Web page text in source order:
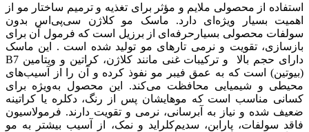
استفاده از محصولی ملایم و مؤثر برای تغذیه و ترمیم ساختار مو از
اهمیت بسیار ویژه‌ای دارد. ماسک مو کلاژن سی‌پی‌اس بدون
سولفات محصولی بسیارحرفه‌ای از برزیل است که فرمول آن برای
بازسازی، تقویت و نرمی تارهای مو تولید شده است .
این ماسک
دارای حجم بالا و ترکیبات غنی مانند کلاژن، کراتین و ویتامین B7
(بیوتین) است که به عمق فیبر مو نفوذ کرده و آن را از آسیب‌های
محیطی و شیمیایی محافظت می‌کند.
این محصول به‌ویژه برای
کسانی مناسب است که موهایشان پس از رنگ، دکلره یا کراتینه
ضعیف شده و نیاز به آبرسانی، نرمی و تقویت دارند. فرمولاسیون
فاقد سولفات، پارابن، سدیم‌کلراید و نمک، از آسیب بیشتر به مو